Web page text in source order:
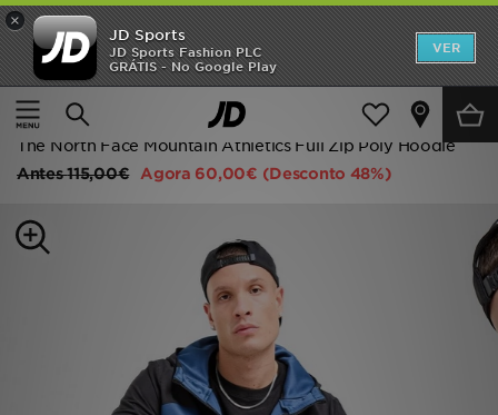
×
JD Sports
JD Sports Fashion PLC
GRÁTIS - No Google Play
VER
Página principal
Homem
Roupa de Homem
The North Face Mountain Athletics Full Zip Poly Hoodie
Antes115,00€ Agora 60,00€ (Desconto 48%)
INÍCIO
Promoções
NOVIDADES
MULHER